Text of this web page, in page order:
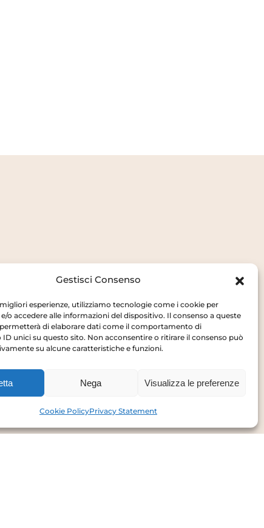
Gestisci Consenso
esperienze, utilizziamo tecnologie come i cookie per
o accedere alle informazioni del dispositivo. Il consenso a queste
di elaborare dati come il comportamento di
ID unici su questo sito. Non acconsentire o ritirare il consenso può
su alcune caratteristiche e funzioni.
Nega Visualizza le preferenze
Cookie PolicyPrivacy Statement
Cookie Policy